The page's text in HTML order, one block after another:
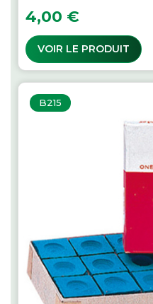
Prix
4,00 €
VOIR LE PRODUIT
B215